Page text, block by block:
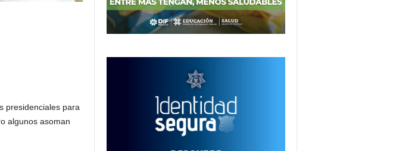
presidenciales para
algunos asoman